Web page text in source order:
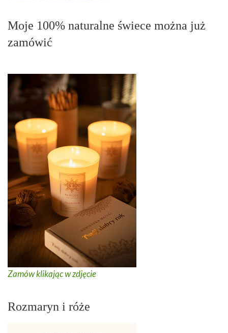
Moje 100% naturalne świece można już
zamówić
Zamów klikając w zdjęcie
Rozmaryn i róże